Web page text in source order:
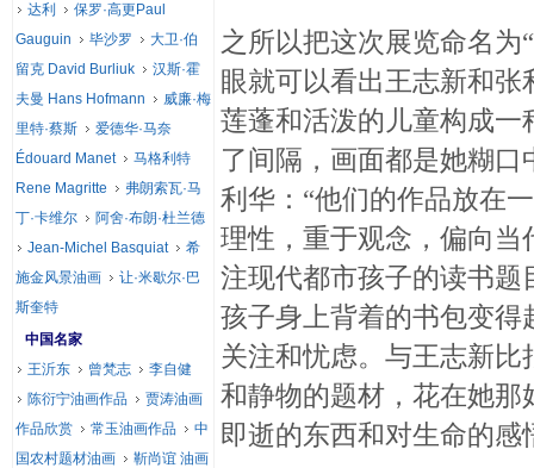
之所以把这次展览命名
眼就可以看出王志新和
莲蓬和活泼的儿童构成
了间隔，画面都是她糊
利华：“他们的作品放在
理性，重于观念，偏向
注现代都市孩子的读书
孩子身上背着的书包变
关注和忧虑。与王志新
和静物的题材，花在她
即逝的东西和对生命的
达利
保罗·高更Paul
Gauguin
毕沙罗
大卫·伯
留克 David Burliuk
汉斯·霍
夫曼 Hans Hofmann
威廉·梅
里特·蔡斯
爱德华·马奈
Édouard Manet
马格利特
Rene Magritte
弗朗索瓦·马
丁·卡维尔
阿舍·布朗·杜兰德
Jean-Michel Basquiat
希
施金风景油画
让·米歇尔·巴
斯奎特
中国名家
王沂东
曾梵志
李自健
陈衍宁油画作品
贾涛油画
作品欣赏
常玉油画作品
中
国农村题材油画
靳尚谊 油画